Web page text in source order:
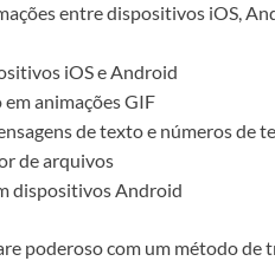
entre dispositivos iOS,
iOS e Android
animações GIF
de texto e números de
de arquivos
dispositivos Android
poderoso com um método de